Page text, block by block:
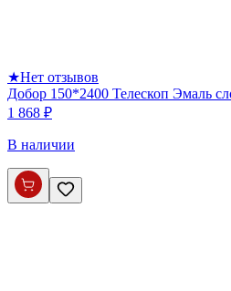
★Нет отзывов
Добор 150*2400 Телескоп Эмаль
1 868 ₽
В наличии